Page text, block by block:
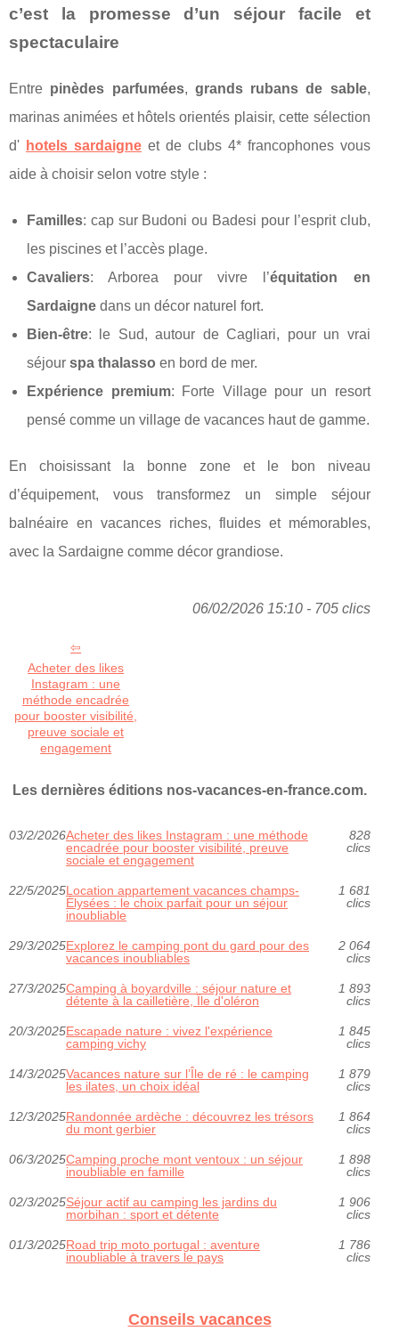
c’est la promesse d’un séjour facile et
spectaculaire
Entre pinèdes parfumées, grands rubans de sable,
marinas animées et hôtels orientés plaisir, cette sélection
d' hotels sardaigneet de clubs 4* francophones vous
aide à choisir selon votre style :
Familles: cap sur Budoni ou Badesi pour l’esprit club,
les piscines et l’accès plage.
Cavaliers: Arborea pour vivre l’équitation en
Sardaigne dans un décor naturel fort.
Bien‑être: le Sud, autour de Cagliari, pour un vrai
séjour spa thalasso en bord de mer.
Expérience premium: Forte Village pour un resort
pensé comme un village de vacances haut de gamme.
En choisissant la bonne zone et le bon niveau
d’équipement, vous transformez un simple séjour
balnéaire en vacances riches, fluides et mémorables,
avec la Sardaigne comme décor grandiose.
06/02/2026 15:10 - 705 clics
Acheter des likes
Instagram : une
méthode encadrée
pour booster visibilité,
preuve sociale et
engagement
Les dernières éditions nos-vacances-en-france.com.
03/2/2026Acheter des likes Instagram : une méthode
encadrée pour booster visibilité, preuve
sociale et engagement
828
clics
22/5/2025Location appartement vacances champs-
Élysées : le choix parfait pour un séjour
inoubliable
1 681
clics
29/3/2025Explorez le camping pont du gard pour des
vacances inoubliables
2 064
clics
27/3/2025Camping à boyardville : séjour nature et
détente à la cailletière, Île d'oléron
1 893
clics
20/3/2025Escapade nature : vivez l'expérience
camping vichy
1 845
clics
14/3/2025Vacances nature sur l’Île de ré : le camping
les ilates, un choix idéal
1 879
clics
12/3/2025Randonnée ardèche : découvrez les trésors
du mont gerbier
1 864
clics
06/3/2025Camping proche mont ventoux : un séjour
inoubliable en famille
1 898
clics
02/3/2025Séjour actif au camping les jardins du
morbihan : sport et détente
1 906
clics
01/3/2025Road trip moto portugal : aventure
inoubliable à travers le pays
1 786
clics
Conseils vacances